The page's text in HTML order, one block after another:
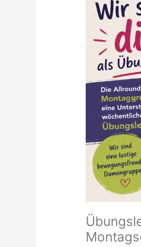
Allround-
Gymnastik-
Montagsgruppe